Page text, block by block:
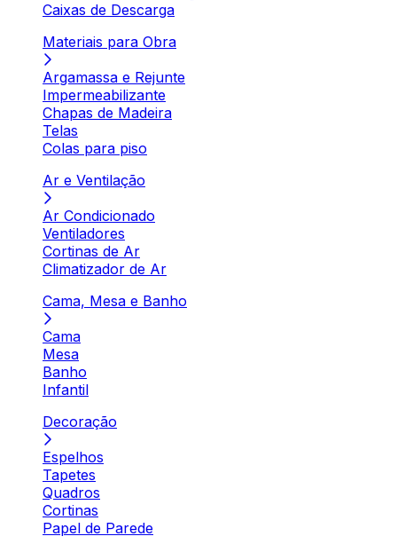
Caixas de Descarga
Materiais para Obra
Argamassa e Rejunte
Impermeabilizante
Chapas de Madeira
Telas
Colas para piso
Ar e Ventilação
Ar Condicionado
Ventiladores
Cortinas de Ar
Climatizador de Ar
Cama, Mesa e Banho
Cama
Mesa
Banho
Infantil
Decoração
Espelhos
Tapetes
Quadros
Cortinas
Papel de Parede